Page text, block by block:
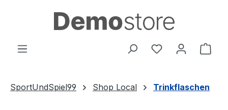
Zum Hauptinhalt springen
Du hast 0
SportUndSpiel99 Shop Local Trinkflaschen